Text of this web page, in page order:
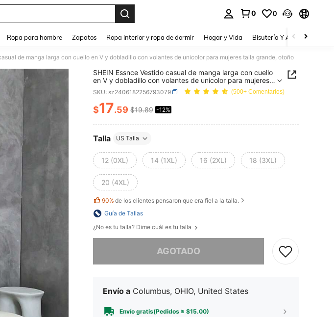
0 0
Ropa para hombre Zapatos Ropa interior y ropa de dormir Hogar y Vida Bisutería Y Accesorios
de manga larga con cuello en V y dobladillo con volantes de unicolor para mujeres talla grande, otoño
SHEIN Essnce Vestido casual de manga larga con cuello
en V y dobladillo con volantes de unicolor para mujeres
talla grande, otoño
SKU: sz2406182256793079 (500+ Comentarios)
PRICE AND AVAILABILITY
$17.59 $19.89 -12%
Talla US Talla
12 (0XL) 14 (1XL) 16 (2XL) 18 (3XL)
20 (4XL)
90% de los clientes pensaron que era fiel a la talla.
Guía de Tallas
¿No es tu talla? Dime cuál es tu talla
AGOTADO
Lo sentimos, este producto está agotado.
Envío a Columbus, OHIO, United States
Envío gratis(Pedidos ≥ $15.00)